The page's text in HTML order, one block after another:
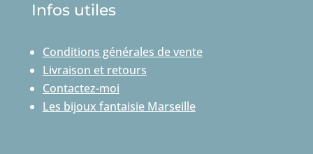
Infos utiles
Conditions générales de vente
Livraison et retours
Contactez-moi
Les bijoux fantaisie Marseille